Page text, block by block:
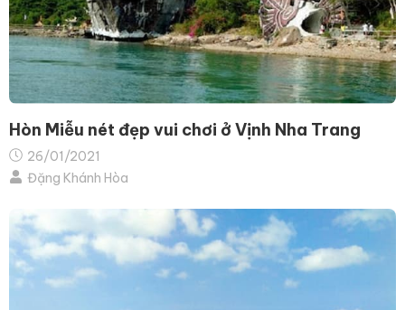
Hòn Miễu nét đẹp vui chơi ở Vịnh Nha Trang
26/01/2021
Đặng Khánh Hòa